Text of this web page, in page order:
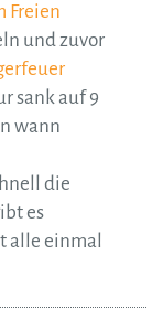
Freien
und zuvor
sank auf 9
wann
die
es
alle einmal